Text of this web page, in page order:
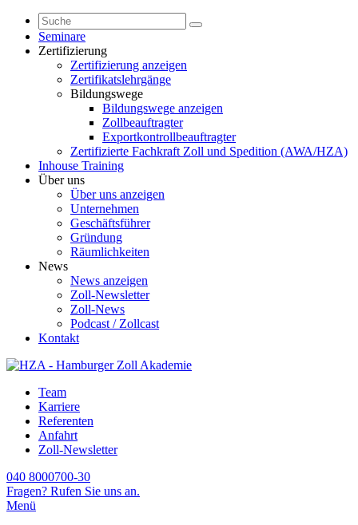
Seminare
Zertifizierung
Zertifizierung anzeigen
Zertifikatslehrgänge
Bildungswege
Bildungswege anzeigen
Zollbeauftragter
Exportkontrollbeauftragter
Zertifizierte Fachkraft Zoll und Spedition (AWA/HZA)
Inhouse Training
Über uns
Über uns anzeigen
Unternehmen
Geschäftsführer
Gründung
Räumlichkeiten
News
News anzeigen
Zoll-Newsletter
Zoll-News
Podcast / Zollcast
Kontakt
Team
Karriere
Referenten
Anfahrt
Zoll-Newsletter
040 8000700-30
Fragen? Rufen Sie uns an.
Menü